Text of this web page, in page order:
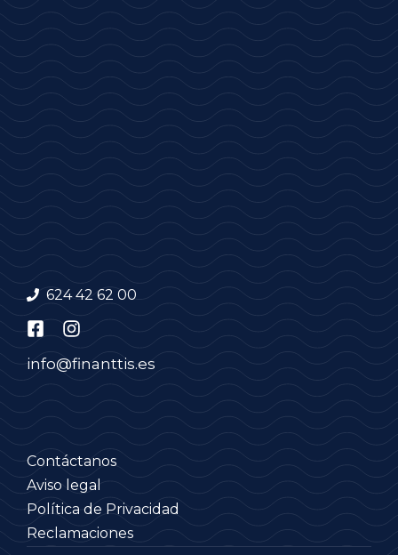
624 42 62 00
info@finanttis.es
Contáctanos
Aviso legal
Política de Privacidad
Reclamaciones